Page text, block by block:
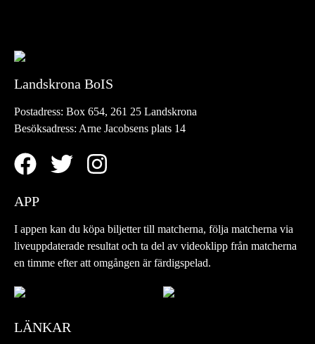
Landskrona BoIS
Postadress: Box 654, 261 25 Landskrona
Besöksadress: Arne Jacobsens plats 14
APP
I appen kan du köpa biljetter till matcherna, följa matcherna via
liveuppdaterade resultat och ta del av videoklipp från matcherna
en timme efter att omgången är färdigspelad.
LÄNKAR